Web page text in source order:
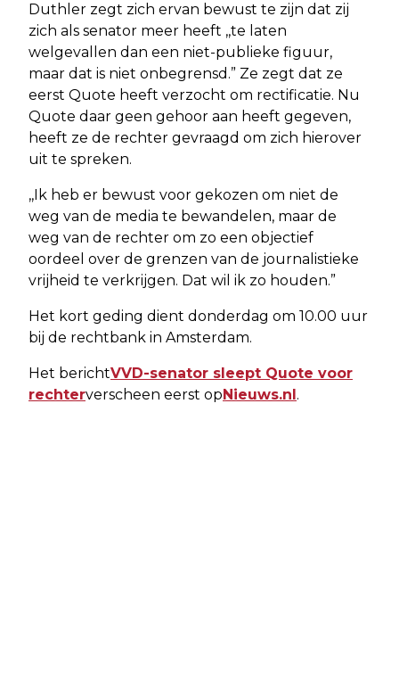
Duthler zegt zich ervan bewust te zijn dat zij
zich als senator meer heeft ,,te laten
welgevallen dan een niet-publieke figuur,
maar dat is niet onbegrensd.” Ze zegt dat ze
eerst Quote heeft verzocht om rectificatie. Nu
Quote daar geen gehoor aan heeft gegeven,
heeft ze de rechter gevraagd om zich hierover
uit te spreken.
,,Ik heb er bewust voor gekozen om niet de
weg van de media te bewandelen, maar de
weg van de rechter om zo een objectief
oordeel over de grenzen van de journalistieke
vrijheid te verkrijgen. Dat wil ik zo houden.”
Het kort geding dient donderdag om 10.00 uur
bij de rechtbank in Amsterdam.
Het berichtVVD-senator sleept Quote voor
rechterverscheen eerst op Nieuws.nl .